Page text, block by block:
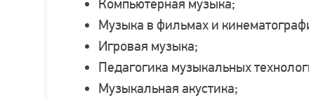
Компьютерная музыка;
Музыка в фильмах и
Игровая музыка;
Педагогика музыкальных
Музыкальная акустика;